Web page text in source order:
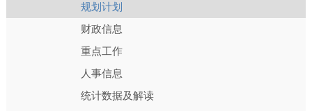
规划计划
财政信息
重点工作
人事信息
统计数据及解读